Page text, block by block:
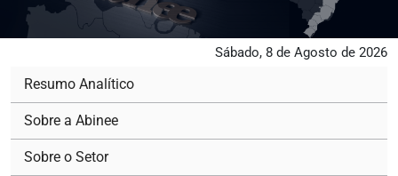
Sábado, 8 de Agosto de 2026
Resumo Analítico
Sobre a Abinee
Sobre o Setor